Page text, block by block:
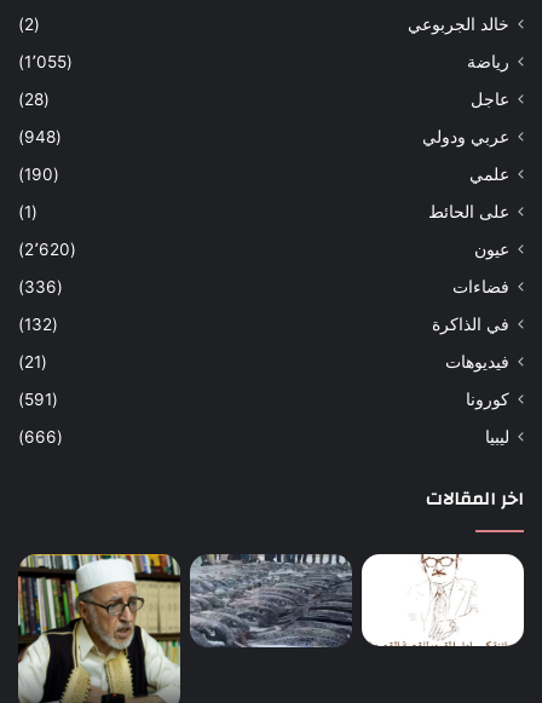
خالد الجربوعي
(2)
رياضة
(1٬055)
عاجل
(28)
عربي ودولي
(948)
علمي
(190)
على الحائط
(1)
عيون
(2٬620)
فضاءات
(336)
في الذاكرة
(132)
فيديوهات
(21)
كورونا
(591)
ليبيا
(666)
اخر المقالات